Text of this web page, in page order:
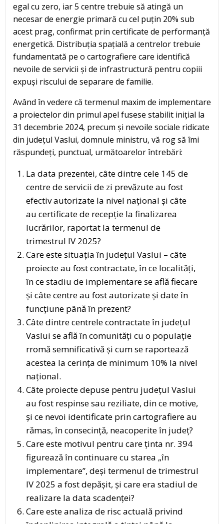
egal cu zero, iar 5 centre trebuie să atingă un
necesar de energie primară cu cel puțin 20% sub
acest prag, confirmat prin certificate de performanță
energetică. Distribuția spațială a centrelor trebuie
fundamentată pe o cartografiere care identifică
nevoile de servicii și de infrastructură pentru copiii
expuși riscului de separare de familie.
Având în vedere că termenul maxim de implementare
a proiectelor din primul apel fusese stabilit inițial la
31 decembrie 2024, precum și nevoile sociale ridicate
din județul Vaslui, domnule ministru, vă rog să îmi
răspundeți, punctual, următoarelor întrebări:
La data prezentei, câte dintre cele 145 de
centre de servicii de zi prevăzute au fost
efectiv autorizate la nivel național și câte
au certificate de recepție la finalizarea
lucrărilor, raportat la termenul de
trimestrul IV 2025?
Care este situația în județul Vaslui – câte
proiecte au fost contractate, în ce localități,
în ce stadiu de implementare se află fiecare
și câte centre au fost autorizate și date în
funcțiune până în prezent?
Câte dintre centrele contractate în județul
Vaslui se află în comunități cu o populație
rromă semnificativă și cum se raportează
acestea la cerința de minimum 10% la nivel
național.
Câte proiecte depuse pentru județul Vaslui
au fost respinse sau reziliate, din ce motive,
și ce nevoi identificate prin cartografiere au
rămas, în consecință, neacoperite în județ?
Care este motivul pentru care ținta nr. 394
figurează în continuare cu starea „în
implementare”, deși termenul de trimestrul
IV 2025 a fost depășit, și care era stadiul de
realizare la data scadenței?
Care este analiza de risc actuală privind